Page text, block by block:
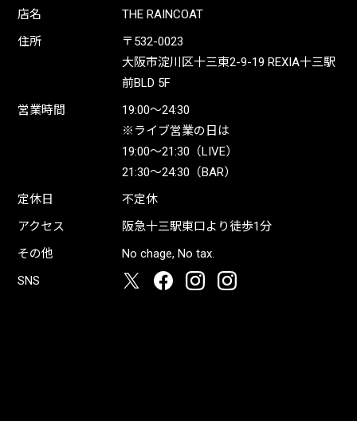
店名
THE RAINCOAT
住所
〒532-0023
大阪市淀川区十三東2-9-19 REXIA十三駅
前BLD 5F
営業時間
19:00〜24:30
※ライブ営業の日は
19:00〜21:30（LIVE）
21:30〜24:30（BAR）
定休日
不定休
アクセス
阪急十三駅東口より徒歩1分
その他
No chage, No tax.
SNS